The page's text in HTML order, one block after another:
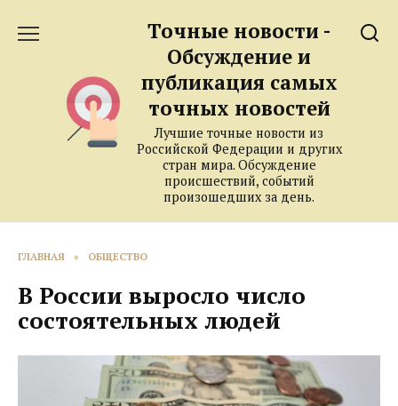
Точные новости -
Обсуждение и
публикация самых
точных новостей
Лучшие точные новости из
Российской Федерации и других
стран мира. Обсуждение
происшествий, событий
произошедших за день.
ГЛАВНАЯ » ОБЩЕСТВО
В России выросло число
состоятельных людей